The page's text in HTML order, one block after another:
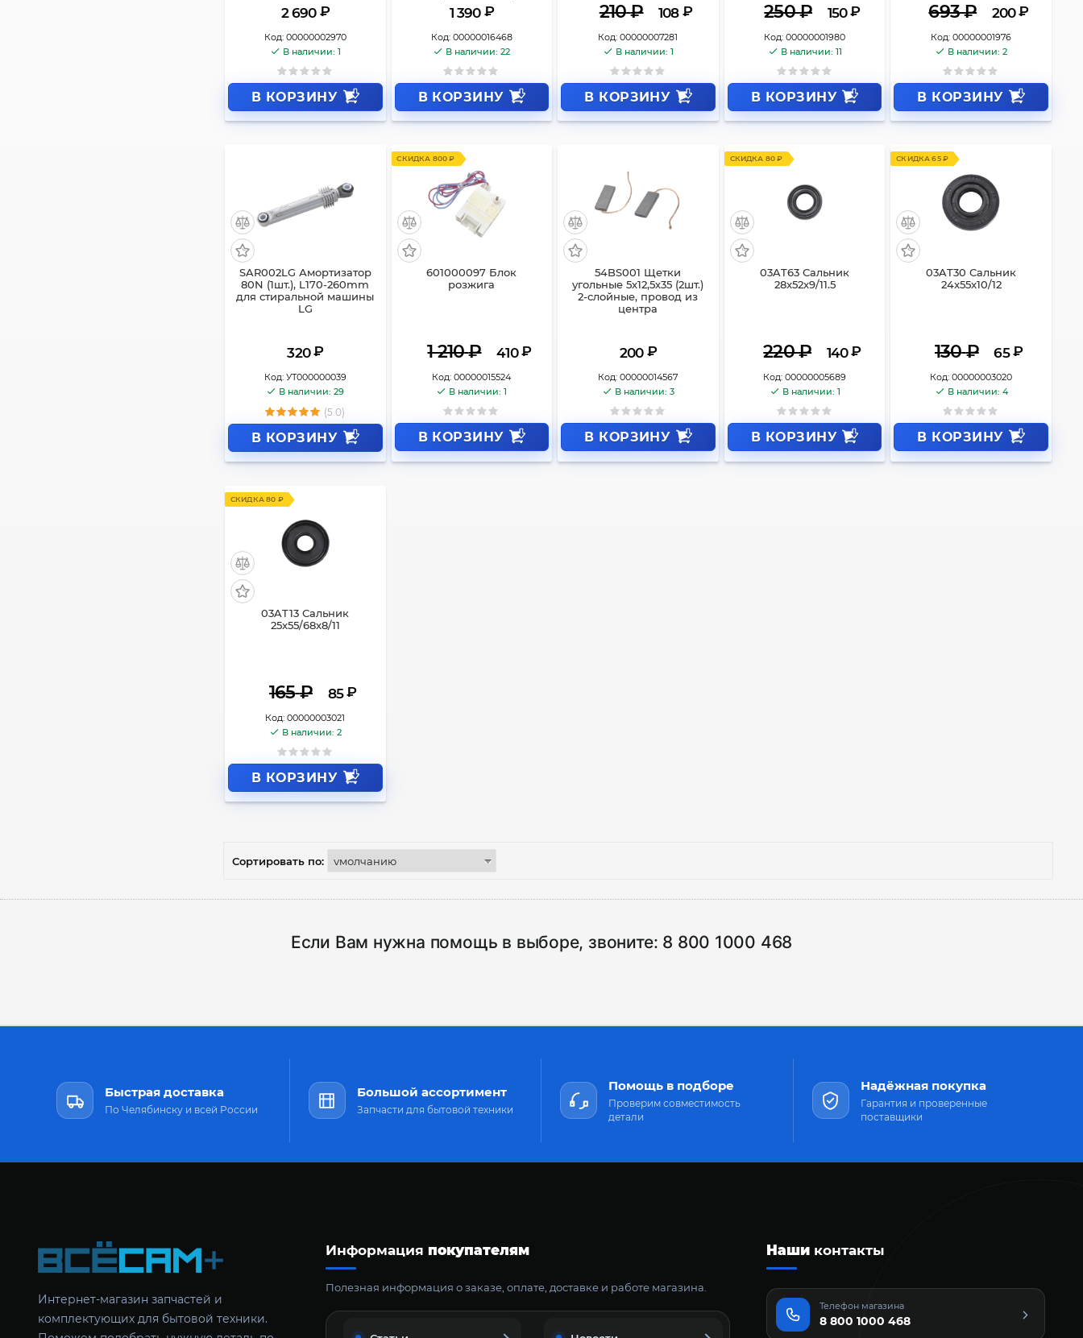
2 690 ₽
Код: 00000002970
В наличии: 1
В КОРЗИНУ
1 390 ₽
Код: 00000016468
В наличии: 22
В КОРЗИНУ
210₽ 108 ₽
Код: 00000007281
В наличии: 1
В КОРЗИНУ
250₽ 150 ₽
Код: 00000001980
В наличии: 11
В КОРЗИНУ
693₽ 200 ₽
Код: 00000001976
В наличии: 2
В КОРЗИНУ
SAR002LG Амортизатор
80N (1шт.), L170-260mm
для стиральной машины
LG
320 ₽
Код: УТ000000039
В наличии: 29
(5.0)
В КОРЗИНУ
СКИДКА 800 ₽
601000097 Блок
розжига
1 210₽ 410 ₽
Код: 00000015524
В наличии: 1
В КОРЗИНУ
54BS001 Щетки
угольные 5х12,5х35 (2шт.)
2-слойные, провод из
центра
200 ₽
Код: 00000014567
В наличии: 3
В КОРЗИНУ
СКИДКА 80 ₽
03AT63 Сальник
28x52x9/11.5
220₽ 140 ₽
Код: 00000005689
В наличии: 1
В КОРЗИНУ
СКИДКА 65 ₽
03AT30 Сальник
24x55x10/12
130₽ 65 ₽
Код: 00000003020
В наличии: 4
В КОРЗИНУ
СКИДКА 80 ₽
03AT13 Сальник
25x55/68x8/11
165₽ 85 ₽
Код: 00000003021
В наличии: 2
В КОРЗИНУ
Сортировать по:
Если Вам нужна помощь в выборе, звоните: 8 800 1000 468
Быстрая доставка
По Челябинску и всей России
Большой ассортимент
Запчасти для бытовой техники
Помощь в подборе
Проверим совместимость
детали
Надёжная покупка
Гарантия и проверенные
поставщики
Интернет-магазин запчастей и
комплектующих для бытовой техники.
Информация покупателям
Полезная информация о заказе, оплате, доставке и работе магазина.
Нашиконтакты
Телефон магазина
8 800 1000 468